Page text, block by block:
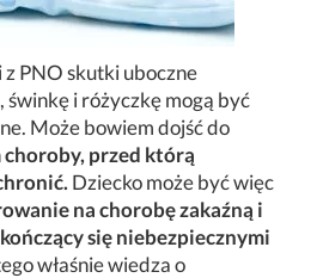
PNO skutki uboczne
świnkę i różyczkę mogą być
Może bowiem dojść do
przed którą
Dziecko może być więc
na chorobę zakaźną i
się niebezpiecznymi
właśnie wiedza o